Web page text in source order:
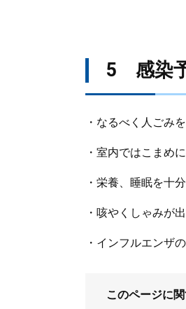
5 感染
・なるべく人ごみ
・室内ではこまめ
・栄養、睡眠を十
・咳やくしゃみが
・インフルエンザ
このページに